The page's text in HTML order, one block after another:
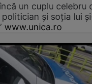
un cuplu celebru
și soția lui
www.unica.ro